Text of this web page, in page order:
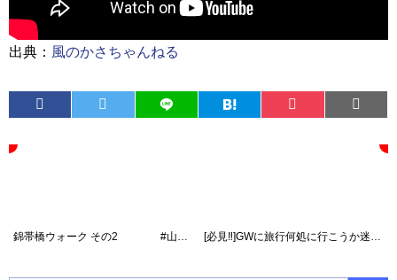
出典： 風のかさちゃんねる
[必見‼️]GWに旅行何処に行こうか迷ってる人達‼️ここ行けば間違いない‼️#ゴールデンウィーク #旅行#umie#神戸 #ばずれ
錦帯橋ウォーク その2 #山口県 #岩国市 #錦帯橋 #一人旅 #観光 #ゴールデンウィーク#錦川